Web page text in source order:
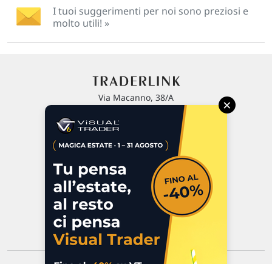
I tuoi suggerimenti per noi sono preziosi e
molto utili! »
Via Macanno, 38/A
P.IVA 02 452 460 401
Commenti e segnalazioni
Contattaci
×